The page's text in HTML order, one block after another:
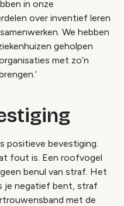
in onze
over inventief leren
We hebben
geholpen
met zo’n
positieve bevestiging.
fout is. Een roofvogel
benul van straf. Het
je negatief bent, straf
met de